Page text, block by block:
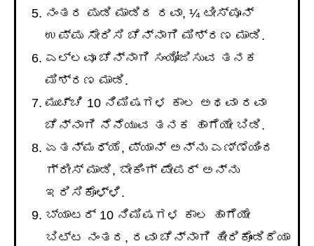
ನಂತರ ಪುಡಿ ಮಾಡಿದ ರವಾ, ¼ ಟೀಸ್ಪೂನ್
ಉಪ್ಪು ಸೇರಿಸಿ ಚೆನ್ನಾಗಿ ಮಿಶ್ರಣ ಮಾಡಿ.
ಎಲ್ಲವೂ ಚೆನ್ನಾಗಿ ಸಂಯೋಜಿಸುವ ತನಕ
ಮಿಶ್ರಣ ಮಾಡಿ.
ಮುಚ್ಚಿ 10 ನಿಮಿಷಗಳ ಕಾಲ ಅಥವಾ ರವಾ
ಚೆನ್ನಾಗಿ ನೆನೆಯುವ ತನಕ ಹಾಗೆಯೇ ಬಿಡಿ.
ಏತನ್ಮಧ್ಯೆ, ಪ್ಯಾನ್ ಅನ್ನು ಎಣ್ಣೆಯಿಂದ
ಗ್ರೀಸ್ ಮಾಡಿ, ಬೇಕಿಂಗ್ ಪೇಪರ್ ಅನ್ನು
ಇರಿಸಿಕೊಳ್ಳಿ.
ಬ್ಯಾಟರ್ 10 ನಿಮಿಷಗಳ ಕಾಲ ಹಾಗೆಯೇ
ಬಿಟ್ಟ ನಂತರ, ರವಾ ಚೆನ್ನಾಗಿ ಹೀರಿಕೊಂಡಿದೆಯಾ